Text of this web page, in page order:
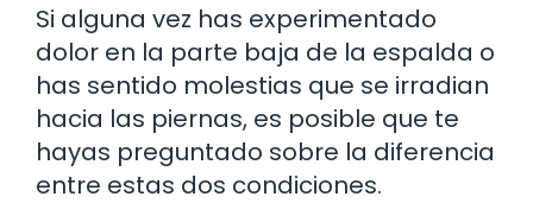
Si alguna vez has experimentado
dolor en la parte baja de la espalda o
has sentido molestias que se irradian
hacia las piernas, es posible que te
hayas preguntado sobre la diferencia
entre estas dos condiciones.